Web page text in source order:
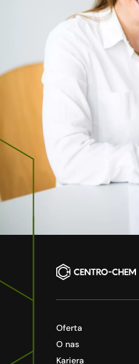
Oferta
O nas
Kariera